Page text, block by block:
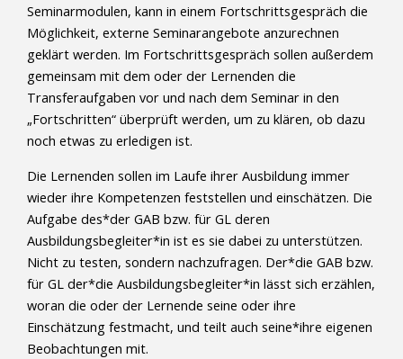
Seminarmodulen, kann in einem Fortschrittsgespräch die
Möglichkeit, externe Seminarangebote anzurechnen
geklärt werden. Im Fortschrittsgespräch sollen außerdem
gemeinsam mit dem oder der Lernenden die
Transferaufgaben vor und nach dem Seminar in den
„Fortschritten“ überprüft werden, um zu klären, ob dazu
noch etwas zu erledigen ist.
Die Lernenden sollen im Laufe ihrer Ausbildung immer
wieder ihre Kompetenzen feststellen und einschätzen. Die
Aufgabe des*der GAB bzw. für GL deren
Ausbildungsbegleiter*in ist es sie dabei zu unterstützen.
Nicht zu testen, sondern nachzufragen. Der*die GAB bzw.
für GL der*die Ausbildungsbegleiter*in lässt sich erzählen,
woran die oder der Lernende seine oder ihre
Einschätzung festmacht, und teilt auch seine*ihre eigenen
Beobachtungen mit.